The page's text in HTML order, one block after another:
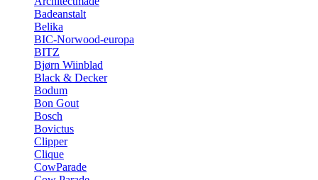
Badeanstalt
Belika
BIC-Norwood-europa
BITZ
Bjørn Wiinblad
Black & Decker
Bodum
Bon Gout
Bosch
Bovictus
Clipper
Clique
CowParade